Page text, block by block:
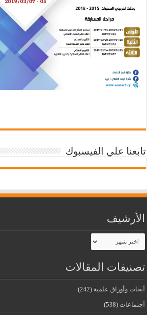
تابعنا علي الفيسبوك
الأرشيف
الأرشيف
تصنيفات المقالات
أبحاث وأوراق علمية (242)
أجتماعات (538)